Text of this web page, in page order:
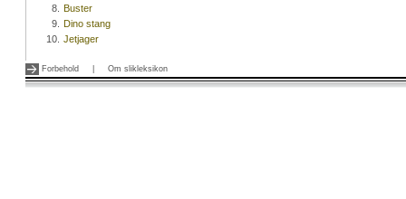
8. Buster
9. Dino stang
10. Jetjager
Forbehold Om slikleksikon